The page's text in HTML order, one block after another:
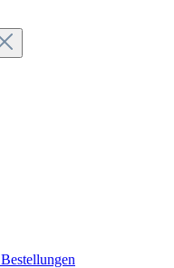
Bestellungen